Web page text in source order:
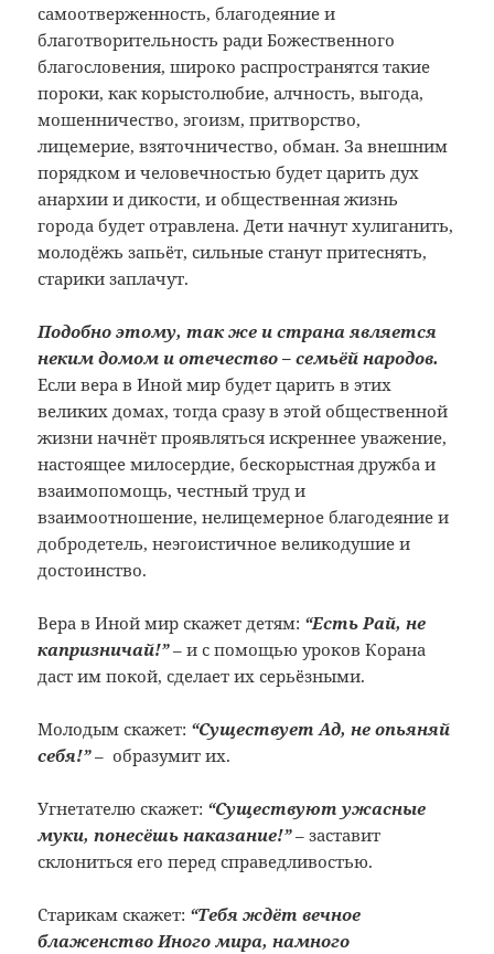
самоотверженность, благодеяние и
благотворительность ради Божественного
благословения, широко распространятся такие
пороки, как корыстолюбие, алчность, выгода,
мошенничество, эгоизм, притворство,
лицемерие, взяточничество, обман. За внешним
порядком и человечностью будет царить дух
анархии и дикости, и общественная жизнь
города будет отравлена. Дети начнут хулиганить,
молодёжь запьёт, сильные станут притеснять,
старики заплачут.
Подобно этому, так же и страна является
неким домом и отечество – семьёй народов.
Если вера в Иной мир будет царить в этих
великих домах, тогда сразу в этой общественной
жизни начнёт проявляться искреннее уважение,
настоящее милосердие, бескорыстная дружба и
взаимопомощь, честный труд и
взаимоотношение, нелицемерное благодеяние и
добродетель, неэгоистичное великодушие и
достоинство.
Вера в Иной мир скажет детям: “Есть Рай, не
капризничай!”– и с помощью уроков Корана
даст им покой, сделает их серьёзными.
Молодым скажет: “Существует Ад, не опьяняй
себя!”– образумит их.
Угнетателю скажет: “Существуют ужасные
муки, понесёшь наказание!”– заставит
склониться его перед справедливостью.
Старикам скажет: “Тебя ждёт вечное
блаженство Иного мира, намного